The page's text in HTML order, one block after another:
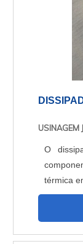
USINAGEM
O
térmica